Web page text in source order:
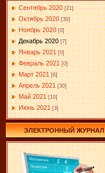
Сентябрь 2020 [21]
Октябрь 2020 [30]
Ноябрь 2020 [0]
Декабрь 2020 [7]
Январь 2021 [0]
Февраль 2021 [0]
Март 2021 [6]
Апрель 2021 [30]
Май 2021 [10]
Июнь 2021 [3]
ЭЛЕКТРОННЫЙ ЖУРНАЛ